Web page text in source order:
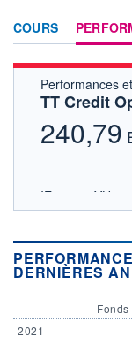
COURS
Performances
TT Credit
240,79
IE000927YH13
Ltd
DERNIÈRES
2021
Fonds